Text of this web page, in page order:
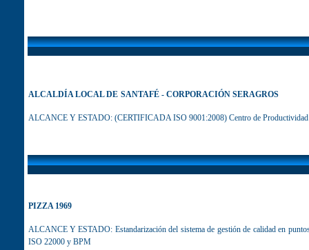
ALCALDÍA LOCAL DE SANTAFÉ - CORPORACIÓN SERAGROS
ALCANCE Y ESTADO: (CERTIFICADA ISO 9001:2008) Centro de Productividad
PIZZA 1969
ALCANCE Y ESTADO: Estandarización del sistema de gestión de calidad en
ISO 22000 y BPM